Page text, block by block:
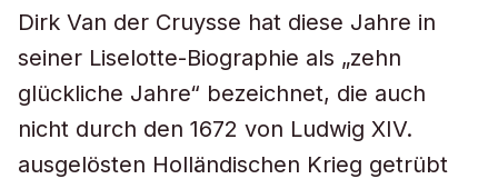
Dirk Van der Cruysse hat diese Jahre in
seiner Liselotte-Biographie als „zehn
glückliche Jahre“ bezeichnet, die auch
nicht durch den 1672 von Ludwig XIV.
ausgelösten Holländischen Krieg getrübt